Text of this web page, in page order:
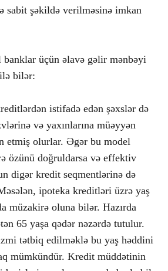
sabit şəkildə verilməsinə imkan
üçün əlavə gəlir mənbəyi
bilər:
istifadə edən şəxslər də
və yaxınlarına müəyyən
etmiş olurlar. Əgər bu model
özünü doğruldarsa və effektiv
digər kredit seqmentlərinə də
ipoteka kreditləri üzrə yaş
müzakirə oluna bilər. Hazırda
65 yaşa qədər nəzərdə tutulur.
tətbiq edilməklə bu yaş həddini
mümkündür. Kredit müddətinin